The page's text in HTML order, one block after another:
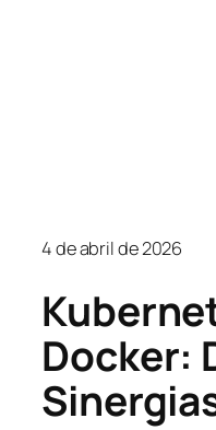
4 de abril de 2026
Docker: